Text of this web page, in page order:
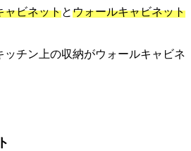
ャビネットとウォールキャビネット
ッチン上の収納がウォールキャビネ